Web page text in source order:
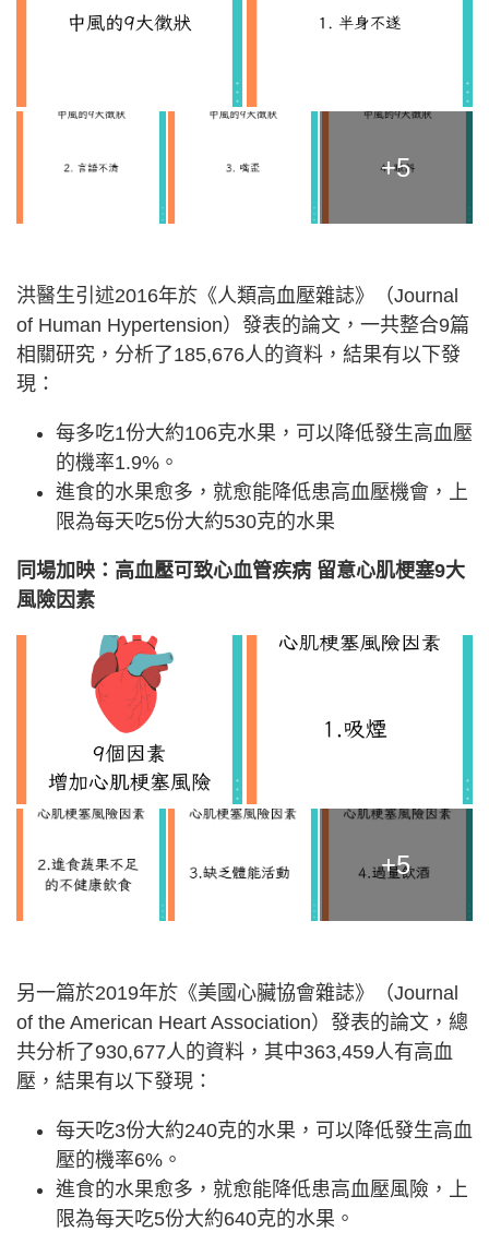
+5
洪醫生引述2016年於《人類高血壓雜誌》（Journal
of Human Hypertension）發表的論文，一共整合9篇
相關研究，分析了185,676人的資料，結果有以下發
現：
每多吃1份大約106克水果，可以降低發生高血壓
的機率1.9%。
進食的水果愈多，就愈能降低患高血壓機會，上
限為每天吃5份大約530克的水果
同場加映：高血壓可致心血管疾病 留意心肌梗塞9大
風險因素
+5
另一篇於2019年於《美國心臟協會雜誌》（Journal
of the American Heart Association）發表的論文，總
共分析了930,677人的資料，其中363,459人有高血
壓，結果有以下發現：
每天吃3份大約240克的水果，可以降低發生高血
壓的機率6%。
進食的水果愈多，就愈能降低患高血壓風險，上
限為每天吃5份大約640克的水果。